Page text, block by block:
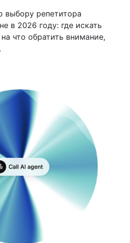
выбору репетитора
в 2026 году: где искать
что обратить внимание,